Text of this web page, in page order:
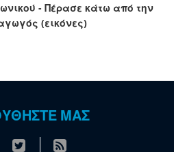
- Πέρασε κάτω από την
(εικόνες)
ΜΑΣ